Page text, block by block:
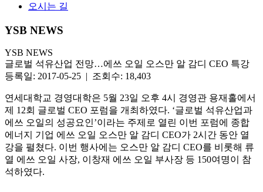
오시는 길
YSB NEWS
YSB NEWS
글로벌 석유산업 전망…에쓰 오일 오스만 알 감디 CEO 특강
등록일: 2017-05-25 | 조회수: 18,403
연세대학교 경영대학은 5월 23일 오후 4시 경영관 용재홀에서
제 12회 글로벌 CEO 포럼을 개최하였다. ‘글로벌 석유산업과
에쓰 오일의 성공요인’이라는 주제로 열린 이번 포럼에 종합
에너지 기업 에쓰 오일 오스만 알 감디 CEO가 2시간 동안 열
강을 펼쳤다. 이번 행사에는 오스만 알 감디 CEO를 비롯해 류
열 에쓰 오일 사장, 이창재 에쓰 오일 부사장 등 150여명이 참
석하였다.